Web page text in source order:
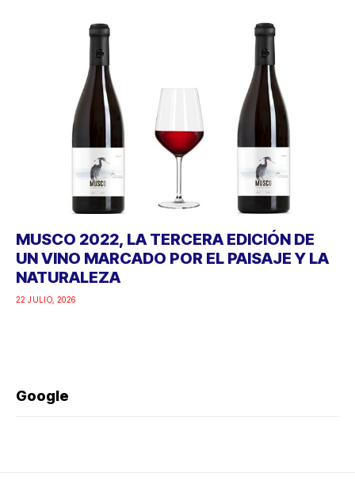
MUSCO 2022, LA TERCERA EDICIÓN DE
UN VINO MARCADO POR EL PAISAJE Y LA
NATURALEZA
22 JULIO, 2026
Google